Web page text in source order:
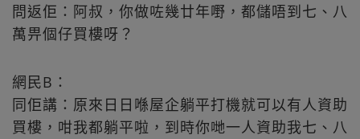
問返佢：阿叔，你做咗幾廿年嘢，都儲唔到七、八
萬畀個仔買樓呀？
網民B：
同佢講：原來日日喺屋企躺平打機就可以有人資助
買樓，咁我都躺平啦，到時你哋一人資助我七、八